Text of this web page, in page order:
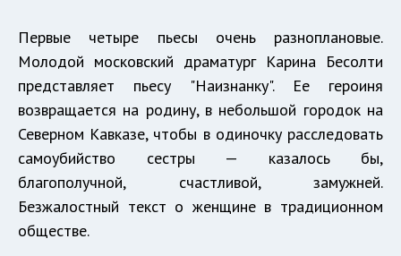
Первые четыре пьесы очень разноплановые.
Молодой московский драматург Карина Бесолти
представляет пьесу "Наизнанку". Ее героиня
возвращается на родину, в небольшой городок на
Северном Кавказе, чтобы в одиночку расследовать
самоубийство сестры — казалось бы,
благополучной, счастливой, замужней.
Безжалостный текст о женщине в традиционном
обществе.